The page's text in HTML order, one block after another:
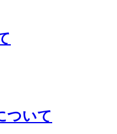
ついて